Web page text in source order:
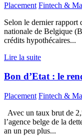
Placement Fintech &
Selon le dernier rapport
nationale de Belgique
crédits hypothécaires...
Lire la suite
Bon d’Etat : le
Placement Fintech &
Avec un taux brut de
l’agence belge de la
an un peu plus...